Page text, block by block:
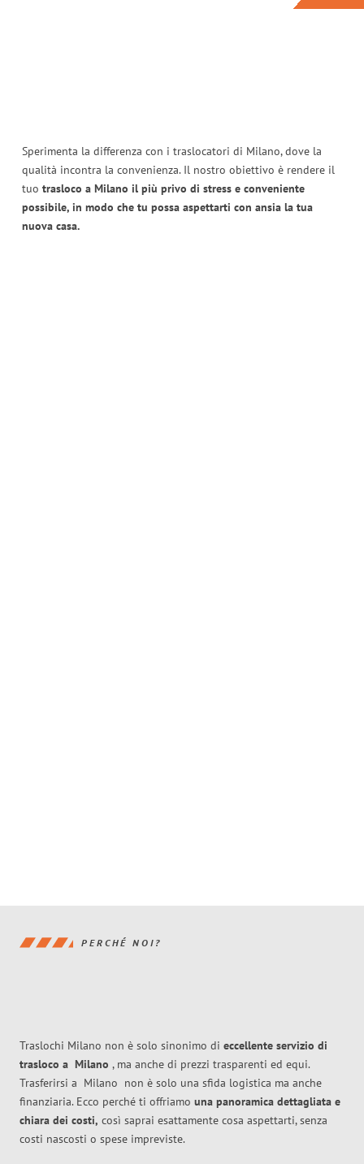
Sperimenta la differenza con i traslocatori di Milano, dove la
qualità incontra la convenienza. Il nostro obiettivo è rendere il
tuo trasloco a Milano il più privo di stress e conveniente
possibile, in modo che tu possa aspettarti con ansia la tua
nuova casa.
PERCHÉ NOI?
Traslochi Milano non è solo sinonimo di eccellente servizio di
trasloco a Milano , ma anche di prezzi trasparenti ed equi.
Trasferirsi a Milano non è solo una sfida logistica ma anche
finanziaria. Ecco perché ti offriamo una panoramica dettagliata e
chiara dei costi, così saprai esattamente cosa aspettarti, senza
costi nascosti o spese impreviste.